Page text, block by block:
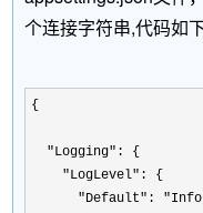
个连接字符串,代码如下
{
"Logging" : {
"LogLevel" : {
"Default":